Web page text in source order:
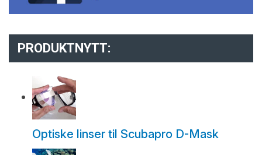
PRODUKTNYTT:
Optiske linser til Scubapro D-Mask